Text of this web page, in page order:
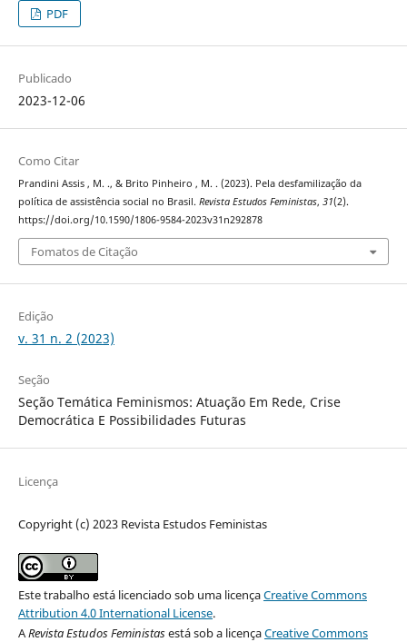
PDF
Publicado
2023-12-06
Como Citar
Prandini Assis , M. ., & Brito Pinheiro , M. . (2023). Pela desfamilização da
política de assistência social no Brasil. Revista Estudos Feministas, 31(2).
https://doi.org/10.1590/1806-9584-2023v31n292878
Fomatos de Citação
Edição
v. 31 n. 2 (2023)
Seção
Seção Temática Feminismos: Atuação Em Rede, Crise
Democrática E Possibilidades Futuras
Licença
Copyright (c) 2023 Revista Estudos Feministas
Este trabalho está licenciado sob uma licençaCreative Commons
Attribution 4.0 International License.
ARevista Estudos Feministasestá sob a licençaCreative Commons